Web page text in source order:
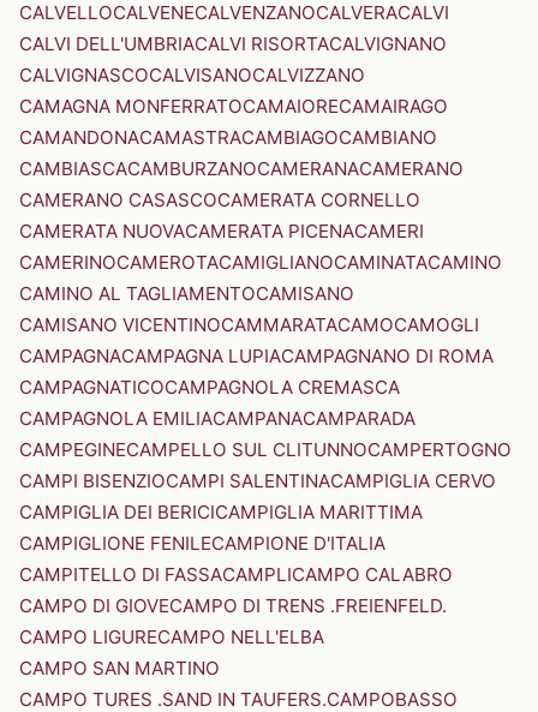
CALVELLOCALVENECALVENZANOCALVERACALVI
CALVI DELL'UMBRIACALVI RISORTACALVIGNANO
CALVIGNASCOCALVISANOCALVIZZANO
CAMAGNA MONFERRATOCAMAIORECAMAIRAGO
CAMANDONACAMASTRACAMBIAGOCAMBIANO
CAMBIASCACAMBURZANOCAMERANACAMERANO
CAMERANO CASASCOCAMERATA CORNELLO
CAMERATA NUOVACAMERATA PICENACAMERI
CAMERINOCAMEROTACAMIGLIANOCAMINATACAMINO
CAMINO AL TAGLIAMENTOCAMISANO
CAMISANO VICENTINOCAMMARATACAMOCAMOGLI
CAMPAGNACAMPAGNA LUPIACAMPAGNANO DI ROMA
CAMPAGNATICOCAMPAGNOLA CREMASCA
CAMPAGNOLA EMILIACAMPANACAMPARADA
CAMPEGINECAMPELLO SUL CLITUNNOCAMPERTOGNO
CAMPI BISENZIOCAMPI SALENTINACAMPIGLIA CERVO
CAMPIGLIA DEI BERICICAMPIGLIA MARITTIMA
CAMPIGLIONE FENILECAMPIONE D'ITALIA
CAMPITELLO DI FASSACAMPLICAMPO CALABRO
CAMPO DI GIOVECAMPO DI TRENS .FREIENFELD.
CAMPO LIGURECAMPO NELL'ELBA
CAMPO SAN MARTINO
CAMPO TURES .SAND IN TAUFERS.CAMPOBASSO